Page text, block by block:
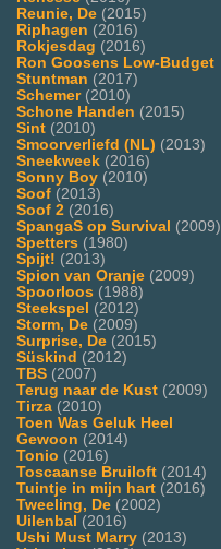
Reunie, De (2015)
Riphagen (2016)
Rokjesdag (2016)
Ron Goosens Low-Budget
Stuntman (2017)
Schemer(2010)
Schone Handen (2015)
Sint (2010)
Smoorverliefd (NL) (2013)
Sneekweek (2016)
Sonny Boy (2010)
Soof (2013)
Soof 2 (2016)
SpangaS op Survival (2009)
Spetters (1980)
Spijt! (2013)
Spion van Oranje (2009)
Spoorloos (1988)
Steekspel (2012)
Storm, De (2009)
Surprise, De (2015)
Süskind (2012)
TBS (2007)
Terug naar de Kust (2009)
Tirza (2010)
Toen Was Geluk Heel
Gewoon (2014)
Tonio (2016)
Toscaanse Bruiloft (2014)
Tuintje in mijn hart (2016)
Tweeling, De (2002)
Uilenbal (2016)
Ushi Must Marry (2013)